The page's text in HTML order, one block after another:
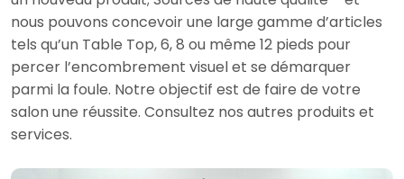
nous pouvons concevoir une large gamme d’articles
tels qu’un Table Top, 6, 8 ou même 12 pieds pour
percer l’encombrement visuel et se démarquer
parmi la foule. Notre objectif est de faire de votre
salon une réussite. Consultez nos autres produits et
services.